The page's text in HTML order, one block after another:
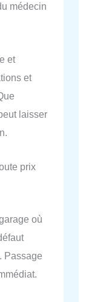
médecin
et
et
laisser
prix
où
Passage